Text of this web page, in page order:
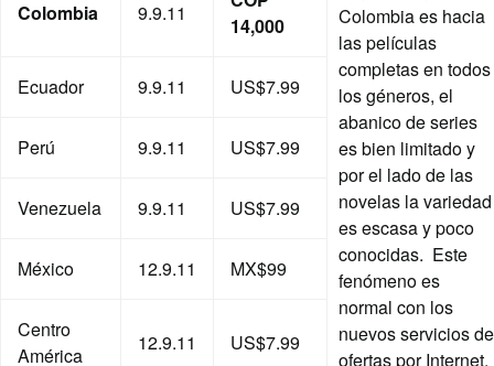
Colombia 9.9.11
14,000
Ecuador 9.9.11 US$7.99
Perú 9.9.11 US$7.99
Venezuela 9.9.11 US$7.99
México 12.9.11 MX$99
Centro
América
12.9.11 US$7.99
Colombia es hacia
las películas
completas en todos
los géneros, el
abanico de series
es bien limitado y
por el lado de las
novelas la variedad
es escasa y poco
conocidas. Este
fenómeno es
normal con los
nuevos servicios de
ofertas por Internet.